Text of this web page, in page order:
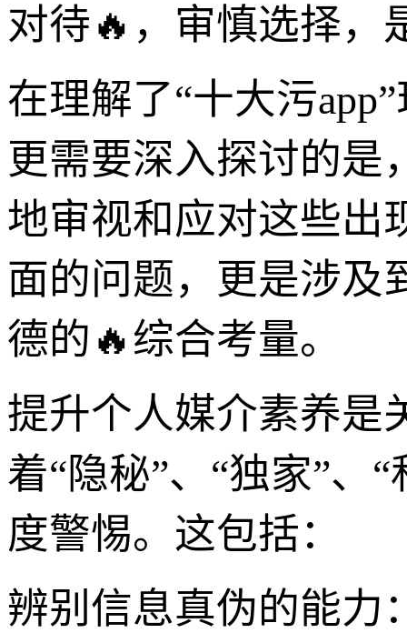
对待🔥，审慎选择，
在理解了“十大污
更需要深入探讨的是
地审视和应对这些出
面的问题，更是涉及
德的🔥综合考量。
提升个人媒介素养是
着“隐秘”、“独家”、
度警惕。这包括：
辨别信息真伪的能力